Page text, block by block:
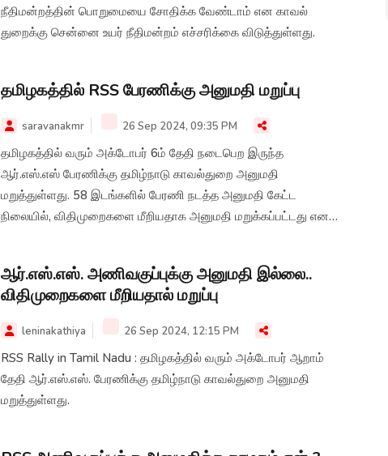
நீதிமன்றத்தின் பொறுமையை சோதிக்க வேண்டாம் என காவல்
துறைக்கு சென்னை உயர் நீதிமன்றம் எச்சரிக்கை விடுத்துள்ளது.
தமிழகத்தில் RSS பேரணிக்கு அனுமதி மறுப்பு
saravanakmr 26 Sep 2024, 09:35 PM
தமிழகத்தில் வரும் அக்டோபர் 6ம் தேதி நடைபெற இருந்த
ஆர்.எஸ்.எஸ் பேரணிக்கு தமிழ்நாடு காவல்துறை அனுமதி
மறுத்துள்ளது. 58 இடங்களில் பேரணி நடத்த அனுமதி கேட்ட
நிலையில், விதிமுறைகளை மீறியதாக அனுமதி மறுக்கப்பட்டது என
ஆர்.எஸ்.எஸ். அணிவகுப்புக்கு அனுமதி இல்லை..
விதிமுறைகளை மீறியதால் மறுப்பு
leninakathiya 26 Sep 2024, 12:15 PM
RSS Rally in Tamil Nadu : தமிழகத்தில் வரும் அக்டோபர் ஆறாம்
தேதி ஆர்.எஸ்.எஸ். பேரணிக்கு தமிழ்நாடு காவல்துறை அனுமதி
மறுத்துள்ளது.